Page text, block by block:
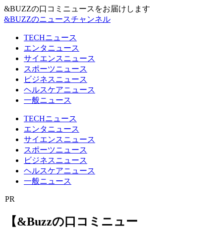
&BUZZの口コミニュースをお届けします
&BUZZのニュースチャンネル
TECHニュース
エンタニュース
サイエンスニュース
スポーツニュース
ビジネスニュース
ヘルスケアニュース
一般ニュース
TECHニュース
エンタニュース
サイエンスニュース
スポーツニュース
ビジネスニュース
ヘルスケアニュース
一般ニュース
PR
【&Buzzの口コミニュー